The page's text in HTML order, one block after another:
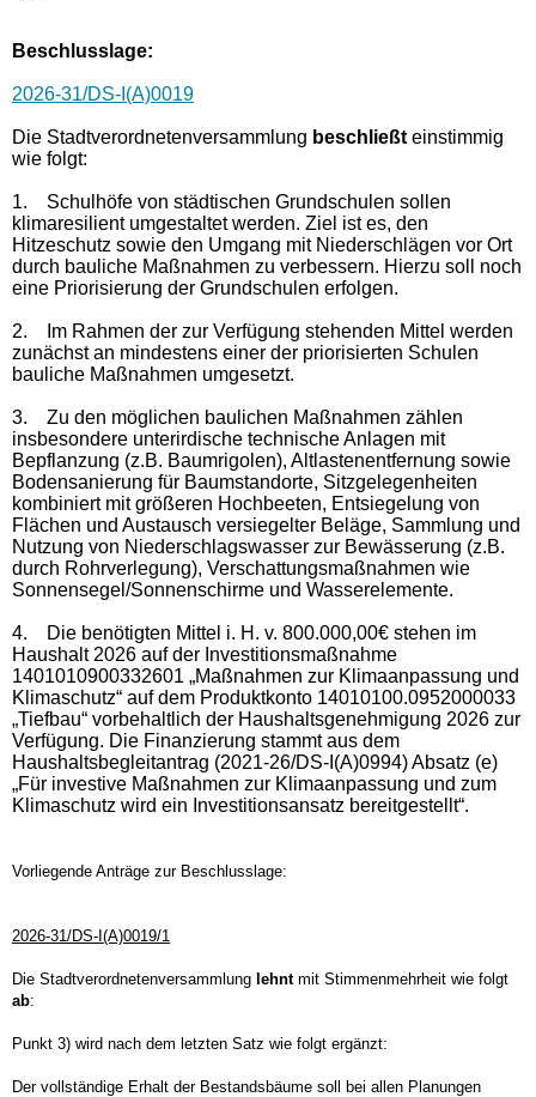
Beschlusslage:
2026-31/DS-I(A)0019
Die Stadtverordnetenversammlung beschließt einstimmig
wie folgt:
1.
Schulhöfe von städtischen Grundschulen sollen
klimaresilient umgestaltet werden. Ziel ist es, den
Hitzeschutz sowie den Umgang mit Niederschlägen vor Ort
durch bauliche Maßnahmen zu verbessern. Hierzu soll noch
eine Priorisierung der Grundschulen erfolgen.
2.
Im Rahmen der zur Verfügung stehenden Mittel werden
zunächst an mindestens einer der priorisierten Schulen
bauliche Maßnahmen umgesetzt.
3.
Zu den möglichen baulichen Maßnahmen zählen
insbesondere unterirdische technische Anlagen mit
Bepflanzung (z.B. Baumrigolen), Altlastenentfernung sowie
Bodensanierung für Baumstandorte, Sitzgelegenheiten
kombiniert mit größeren Hochbeeten, Entsiegelung von
Flächen und Austausch versiegelter Beläge, Sammlung und
Nutzung von Niederschlagswasser zur Bewässerung (z.B.
durch Rohrverlegung), Verschattungsmaßnahmen wie
Sonnensegel/Sonnenschirme und Wasserelemente.
4.
Die benötigten Mittel i. H. v. 800.000,00€ stehen im
Haushalt 2026 auf der Investitionsmaßnahme
1401010900332601 „Maßnahmen zur Klimaanpassung und
Klimaschutz“ auf dem Produktkonto 14010100.0952000033
„Tiefbau“ vorbehaltlich der Haushaltsgenehmigung 2026 zur
Verfügung. Die Finanzierung stammt aus dem
Haushaltsbegleitantrag (2021-26/DS-I(A)0994) Absatz (e)
„Für investive Maßnahmen zur Klimaanpassung und zum
Klimaschutz wird ein Investitionsansatz bereitgestellt“.
Vorliegende Anträge zur Beschlusslage:
2026-31/DS-I(A)0019/1
Die Stadtverordnetenversammlung lehntmit Stimmenmehrheit wie folgt
ab:
Punkt 3) wird nach dem letzten Satz wie folgt ergänzt:
Der vollständige Erhalt der Bestandsbäume soll bei allen Planungen